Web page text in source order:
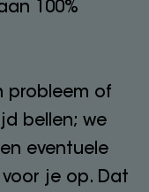
100%
probleem of
bellen; we
eventuele
je op. Dat